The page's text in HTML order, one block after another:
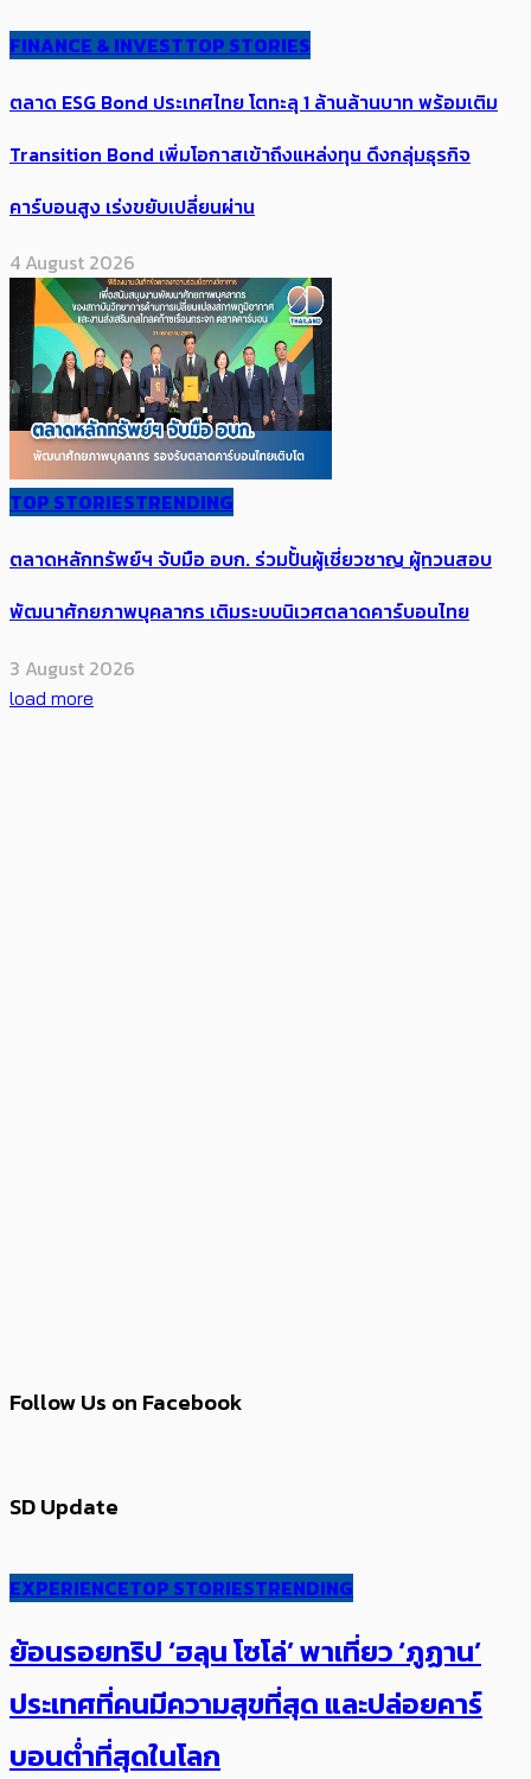
FINANCE & INVESTTOP STORIES
ตลาด ESG Bond ประเทศไทย โตทะลุ 1 ล้านล้านบาท พร้อมเติม
Transition Bond เพิ่มโอกาสเข้าถึงแหล่งทุน ดึงกลุ่มธุรกิจ
คาร์บอนสูง เร่งขยับเปลี่ยนผ่าน
4 August 2026
TOP STORIESTRENDING
ตลาดหลักทรัพย์ฯ จับมือ อบก. ร่วมปั้นผู้เชี่ยวชาญ ผู้ทวนสอบ
พัฒนาศักยภาพบุคลากร เติมระบบนิเวศตลาดคาร์บอนไทย
3 August 2026
load more
Follow Us on Facebook
SD Update
EXPERIENCETOP STORIESTRENDING
ย้อนรอยทริป ‘ฮลุน โซโล่’ ​​พาเที่ยว ‘ภูฏาน’
ประเทศ​ที่คน​มีความสุข​ที่สุด​​ และปล่อยคาร์​
บอนต่ำที่สุดในโลก